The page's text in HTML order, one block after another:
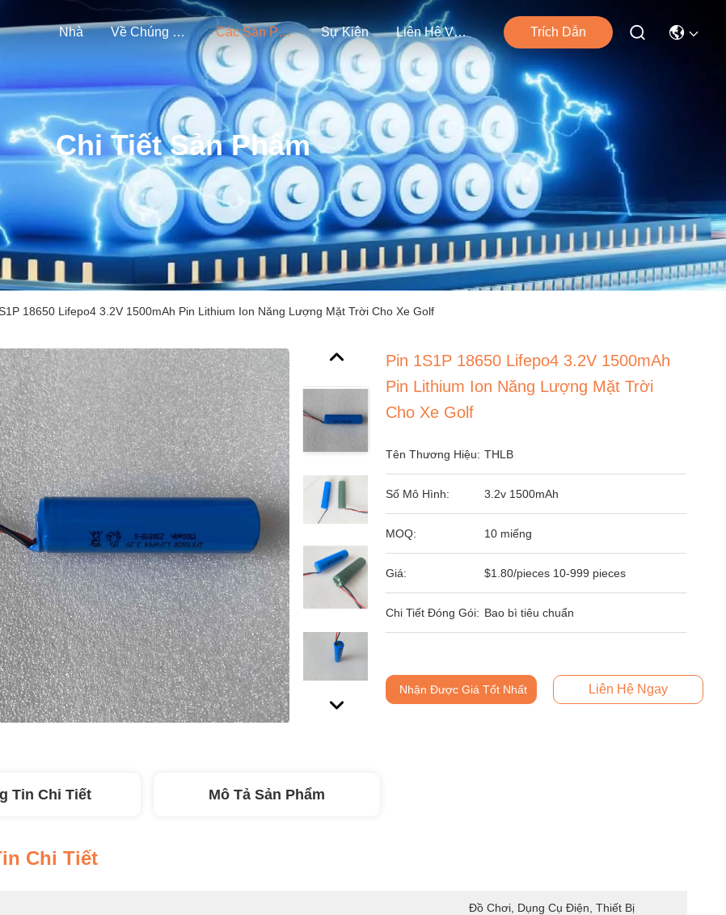
Nhà Về Chúng Tôi Các Sản Phẩm Sự Kiện Liên Hệ Với Chúng Tôi Trích Dẫn
Chi Tiết Sản Phẩm
18650 Lifepo4 3.2V 1500mAh Pin Lithium Ion Năng Lượng Mặt Trời Cho Xe Golf
Pin 1S1P 18650 Lifepo4 3.2V 1500mAh
Pin Lithium Ion Năng Lượng Mặt Trời
Cho Xe Golf
Tên Thương Hiệu: THLB
Số Mô Hình: 3.2v 1500mAh
MOQ: 10 miếng
Giá: $1.80/pieces 10-999 pieces
Chi Tiết Đóng Gói: Bao bì tiêu chuẩn
Nhận Được Giá Tốt Nhất Liên Hệ Ngay
Tin Chi Tiết Mô Tả Sản Phẩm
Chi Tiết
Đồ Chơi, Dụng Cụ Điện, Thiết Bị